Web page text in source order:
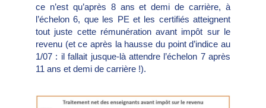
ce n’est qu’après 8 ans et demi de carrière, à
l’échelon 6, que les PE et les certifiés atteignent
tout juste cette rémunération avant impôt sur le
revenu (et ce après la hausse du point d’indice au
1/07 : il fallait jusque-là attendre l’échelon 7 après
11 ans et demi de carrière !).